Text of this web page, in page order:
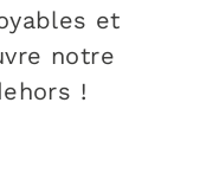
et
notre
!